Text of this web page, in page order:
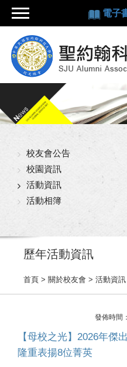
電子
校友會公告
校園資訊
活動資訊
活動相簿
歷年活動資訊
首頁 > 關於校友會 > 活動資訊
發佈時間：
【母校之光】2026年
隆重表揚8位菁英